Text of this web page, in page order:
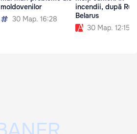
moldovenilor
30 Мар. 16:28
incendii, după
Belarus
30 Мар. 12:15